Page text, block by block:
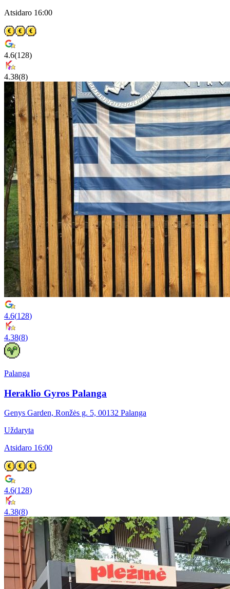
Atsidaro 16:00
4.6(128)
4.38(8)
4.6(128)
4.38(8)
Palanga
Heraklio Gyros Palanga
Genys Garden, Ronžės g. 5, 00132 Palanga
Uždaryta
Atsidaro 16:00
4.6(128)
4.38(8)